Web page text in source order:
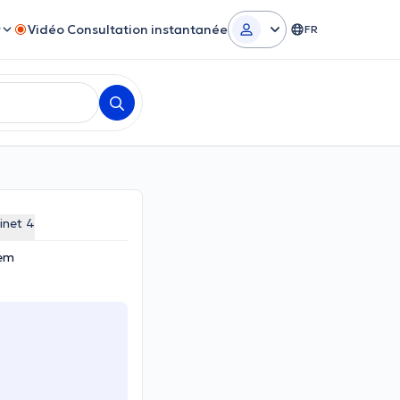
Vidéo Consultation instantanée FR
4